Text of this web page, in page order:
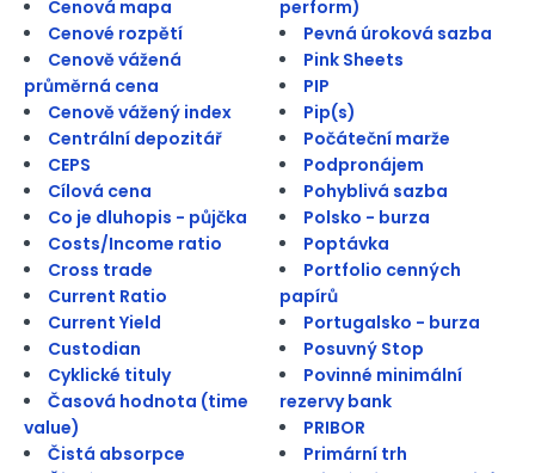
Cenová mapa
Cenové rozpětí
Cenově vážená
průměrná cena
Cenově vážený index
Centrální depozitář
CEPS
Cílová cena
Co je dluhopis - půjčka
Costs/Income ratio
Cross trade
Current Ratio
Current Yield
Custodian
Cyklické tituly
Časová hodnota (time
value)
Čistá absorpce
perform)
Pevná úroková sazba
Pink Sheets
PIP
Pip(s)
Počáteční marže
Podpronájem
Pohyblivá sazba
Polsko - burza
Poptávka
Portfolio cenných
papírů
Portugalsko - burza
Posuvný Stop
Povinné minimální
rezervy bank
PRIBOR
Primární trh